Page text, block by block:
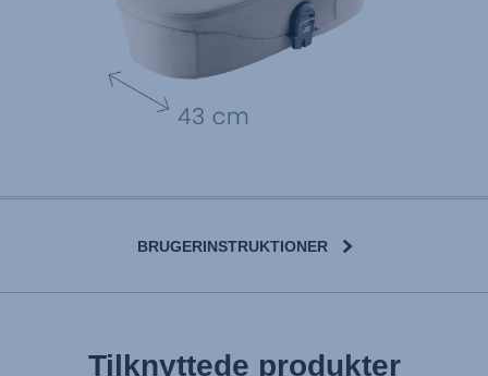
BRUGERINSTRUKTIONER
Tilknyttede produkter